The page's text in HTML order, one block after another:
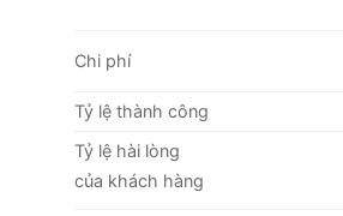
Chi phí
Tỷ lệ thành công
Tỷ lệ hài lòng
của khách hàng